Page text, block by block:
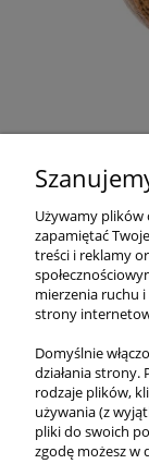
Ser
Używamy
zapamiętać
treści i reklamy
mierzenia ruchu
strony
Domyślnie
działania strony.
rodzaje plików,
używania (z
pliki do swoich
zgodę możesz w